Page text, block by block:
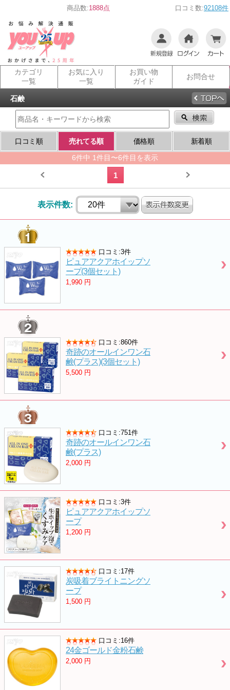
商品数:1888点 口コミ数:92108件
カテゴリ
一覧
お気に入り
一覧
お買い物
ガイド
お問合せ
石鹸
口コミ順 売れてる順 価格順
新着順
6件中 1件目〜6件目を表示
1
表示件数:
口コミ:3件
ピュアアクアホイップソ
ープ(3個セット)
1,990 円
口コミ:860件
奇跡のオールインワン石
鹸(プラス)(3個セット)
5,500 円
口コミ:751件
奇跡のオールインワン石
鹸(プラス)
2,000 円
口コミ:3件
ピュアアクアホイップソ
ープ
1,200 円
口コミ:17件
炭吸着ブライトニングソ
ープ
1,500 円
口コミ:16件
24金ゴールド金粉石鹸
2,000 円